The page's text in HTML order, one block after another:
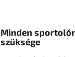
Minden
szüksége